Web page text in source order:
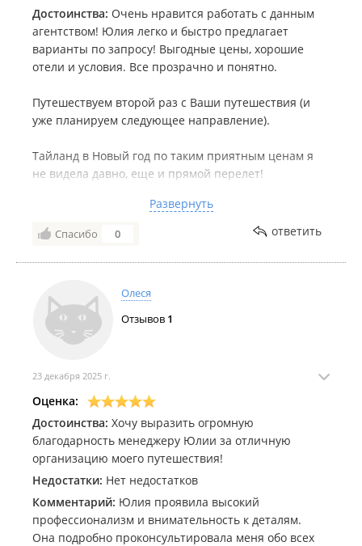
Достоинства: Очень нравится работать с данным
агентством! Юлия легко и быстро предлагает
варианты по запросу! Выгодные цены, хорошие
отели и условия. Все прозрачно и понятно.
Путешествуем второй раз с Ваши путешествия (и
уже планируем следующее направление).
Тайланд в Новый год по таким приятным ценам я
не видела давно, еще и прямой перелет!
Рекомендую обратить внимание на данное
турагентство, такой доскональной работы и любви к
делу сейчас редко можно встретить!
Развернуть
Спасибо 0 ответить
Олеся
Отзывов 1
23 декабря 2025 г.
Оценка:
Достоинства: Хочу выразить огромную
благодарность менеджеру Юлии за отличную
организацию моего путешествия!
Недостатки: Нет недостатков
Комментарий: Юлия проявила высокий
профессионализм и внимательность к деталям.
Она подробно проконсультировала меня обо всех